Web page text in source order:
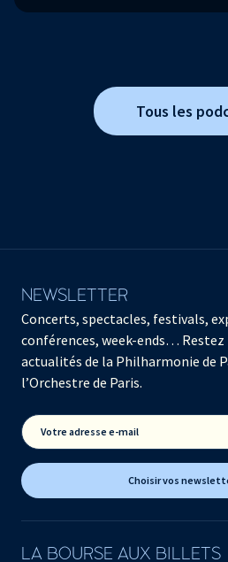
Tous les
NEWSLETTER
Concerts, spectacles, festivals,
conférences, week-ends… Restez
actualités de la Philharmonie de
l’Orchestre de Paris.
Votre adresse e-mail
Choisir vos
LA BOURSE AUX BILLETS